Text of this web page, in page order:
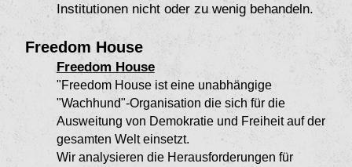
Institutionen nicht oder zu wenig behandeln.
Freedom House
Freedom House
"Freedom House ist eine unabhängige
"Wachhund"-Organisation die sich für die
Ausweitung von Demokratie und Freiheit auf der
gesamten Welt einsetzt.
Wir analysieren die Herausforderungen für